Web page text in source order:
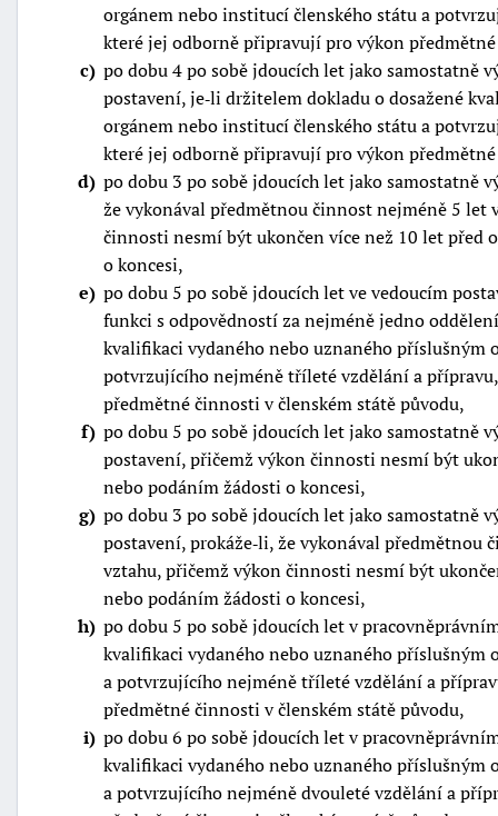
orgánem nebo institucí členského státu a
které jej odborně připravují pro výkon
c po dobu 4 po sobě jdoucích let jako samostatně
postavení, je‑li držitelem dokladu o dosažené
orgánem nebo institucí členského státu a
které jej odborně připravují pro výkon
d po dobu 3 po sobě jdoucích let jako samostatně
že vykonával předmětnou činnost nejméně 5 let
činnosti nesmí být ukončen více než 10 let před
o koncesi,
e po dobu 5 po sobě jdoucích let ve vedoucím
funkci s odpovědností za nejméně jedno
kvalifikaci vydaného nebo uznaného příslušným
potvrzujícího nejméně tříleté vzdělání a
předmětné činnosti v členském státě původu,
f po dobu 5 po sobě jdoucích let jako samostatně
postavení, přičemž výkon činnosti nesmí být
nebo podáním žádosti o koncesi,
g po dobu 3 po sobě jdoucích let jako samostatně
postavení, prokáže‑li, že vykonával
vztahu, přičemž výkon činnosti nesmí být
nebo podáním žádosti o koncesi,
h po dobu 5 po sobě jdoucích let v
kvalifikaci vydaného nebo uznaného příslušným
a potvrzujícího nejméně tříleté vzdělání a
předmětné činnosti v členském státě původu,
i po dobu 6 po sobě jdoucích let v
kvalifikaci vydaného nebo uznaného příslušným
a potvrzujícího nejméně dvouleté vzdělání a